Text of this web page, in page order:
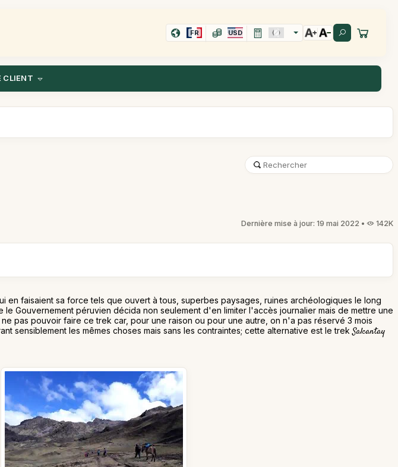
FR USD
CLIENT
Dernière mise à jour: 19 mai 2022 • 142K
en faisaient sa force tels que ouvert à tous, superbes paysages, ruines archéologiques le long
Gouvernement péruvien décida non seulement d'en limiter l'accès journalier mais de mettre une
pas pouvoir faire ce trek car, pour une raison ou pour une autre, on n'a pas réservé 3 mois
sensiblement les mêmes choses mais sans les contraintes; cette alternative est le trek Salcantay